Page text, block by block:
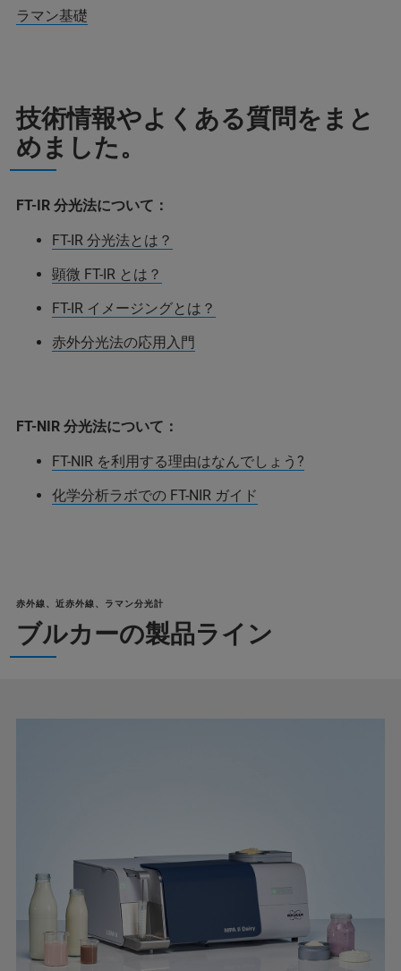
ラマン基礎
技術情報やよくある質問をまと
めました。
FT-IR 分光法について：
FT-IR 分光法とは？
顕微 FT-IR とは？
FT-IR イメージングとは？
赤外分光法の応用入門
FT-NIR 分光法について：
FT-NIR を利用する理由はなんでしょう?
化学分析ラボでの FT-NIR ガイド
赤外線、近赤外線、ラマン分光計
ブルカーの製品ライン